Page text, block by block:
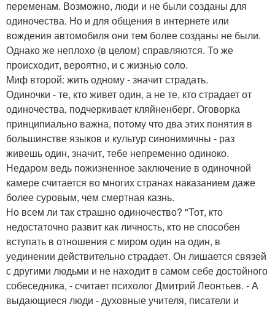
переменам. Возможно, люди и не были созданы для
одиночества. Но и для общения в интернете или
вождения автомобиля они тем более созданы не были.
Однако же неплохо (в целом) справляются. То же
происходит, вероятно, и с жизнью соло.
Миф второй: жить одному - значит страдать.
Одиночки - те, кто живет один, а не те, кто страдает от
одиночества, подчеркивает кляйненберг. Оговорка
принципиально важна, потому что два этих понятия в
большинстве языков и культур синонимичны - раз
живешь один, значит, тебе непременно одиноко.
Недаром ведь пожизненное заключение в одиночной
камере считается во многих странах наказанием даже
более суровым, чем смертная казнь.
Но всем ли так страшно одиночество? "Тот, кто
недостаточно развит как личность, кто не способен
вступать в отношения с миром один на один, в
уединении действительно страдает. Он лишается связей
с другими людьми и не находит в самом себе достойного
собеседника, - считает психолог Дмитрий Леонтьев. - А
выдающиеся люди - духовные учителя, писатели и